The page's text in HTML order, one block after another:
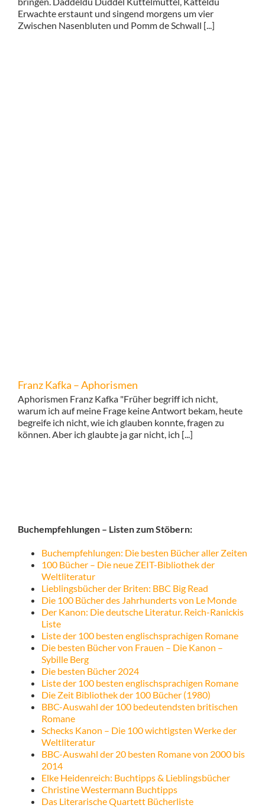
Erwachte erstaunt und singend morgens um vier
Zwischen Nasenbluten und Pomm de Schwall [...]
Franz Kafka – Aphorismen
Aphorismen Franz Kafka "Früher begriff ich nicht,
warum ich auf meine Frage keine Antwort bekam, heute
begreife ich nicht, wie ich glauben konnte, fragen zu
können. Aber ich glaubte ja gar nicht, ich [...]
Buchempfehlungen – Listen zum Stöbern:
Buchempfehlungen: Die besten Bücher aller Zeiten
100 Bücher – Die neue ZEIT-Bibliothek der
Weltliteratur
Lieblingsbücher der Briten: BBC Big Read
Die 100 Bücher des Jahrhunderts von Le Monde
Der Kanon: Die deutsche Literatur. Reich-Ranickis
Liste
Liste der 100 besten englischsprachigen Romane
Die besten Bücher von Frauen – Die Kanon –
Sybille Berg
Die besten Bücher 2024
Liste der 100 besten englischsprachigen Romane
Die Zeit Bibliothek der 100 Bücher (1980)
BBC-Auswahl der 100 bedeutendsten britischen
Romane
Schecks Kanon – Die 100 wichtigsten Werke der
Weltliteratur
BBC-Auswahl der 20 besten Romane von 2000 bis
2014
Elke Heidenreich: Buchtipps & Lieblingsbücher
Christine Westermann Buchtipps
Das Literarische Quartett Bücherliste